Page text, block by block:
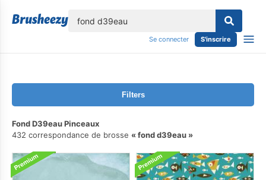
Se connecter S'inscrire
Filters
Fond D39eau Pinceaux
432 correspondance de brosse
fond d39eau